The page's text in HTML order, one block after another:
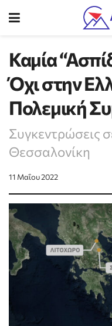
Καμία
Όχι στην
Πολεμική
Συγκεντρώσεις
Θεσσαλονίκη
11 Μαΐου 2022